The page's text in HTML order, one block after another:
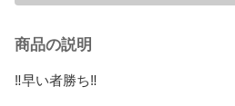
商品の説明
‼️早い者勝ち‼️